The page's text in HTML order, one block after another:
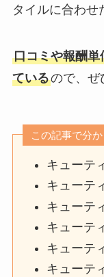
タイルに合わせ
口コミや報酬
ているので、ぜ
この記事で分か
キューテ
キューテ
キューテ
キューテ
キューテ
キューテ